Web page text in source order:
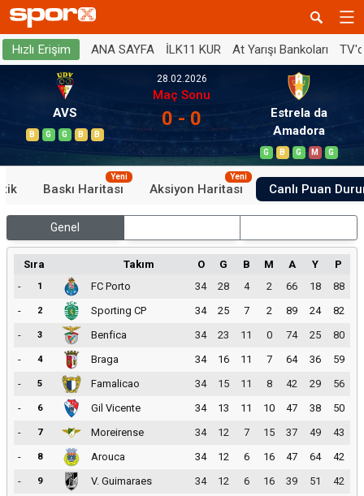
Hızlı Erişim ANA SAYFA İLK11 KUR At Yarışı Bankoları
AVS
B G G B B
28.02.2026
Maç Sonu
0 - 0
Estrela da
Amadora
G B G M G
Baskı Haritası
Yeni
Aksiyon Haritası
Yeni
Canlı Puan
Genel
Sıra Takım O G B M A Y
P
-
1 FC Porto 34 28 4 2 66 18
88
-
2 Sporting CP 34 25 7 2 89 24
82
-
3 Benfica 34 23 11 0 74 25
80
-
4 Braga 34 16 11 7 64 36
59
-
5 Famalicao 34 15 11 8 42 29
56
-
6 Gil Vicente 34 13 11 10 47 38
50
-
7 Moreirense 34 12 7 15 37 49
43
-
8 Arouca 34 12 6 16 47 64
42
-
9 V. Guimaraes 34 12 6 16 39 51
42